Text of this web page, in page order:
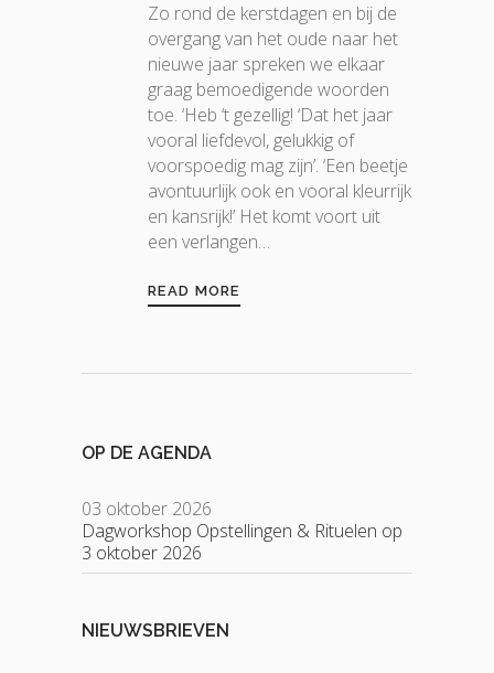
Zo rond de kerstdagen en bij de
overgang van het oude naar het
nieuwe jaar spreken we elkaar
graag bemoedigende woorden
toe. ‘Heb ‘t gezellig! ‘Dat het jaar
vooral liefdevol, gelukkig of
voorspoedig mag zijn’. ‘Een beetje
avontuurlijk ook en vooral kleurrijk
en kansrijk!’ Het komt voort uit
een verlangen…
READ MORE
OP DE AGENDA
03 oktober 2026
Dagworkshop Opstellingen & Rituelen op
3 oktober 2026
NIEUWSBRIEVEN